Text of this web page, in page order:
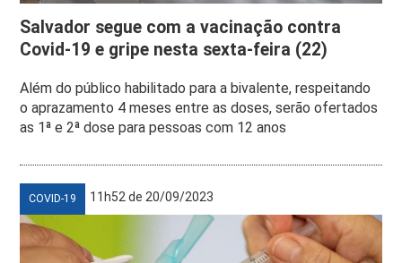
Salvador segue com a vacinação contra
Covid-19 e gripe nesta sexta-feira (22)
Além do público habilitado para a bivalente, respeitando
o aprazamento 4 meses entre as doses, serão ofertados
as 1ª e 2ª dose para pessoas com 12 anos
COVID-19 11h52 de 20/09/2023